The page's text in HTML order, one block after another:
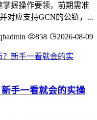
握操作要领，前期需准
对应支持GCN的公链，...
858 2026-08-09
手一看就会的实操